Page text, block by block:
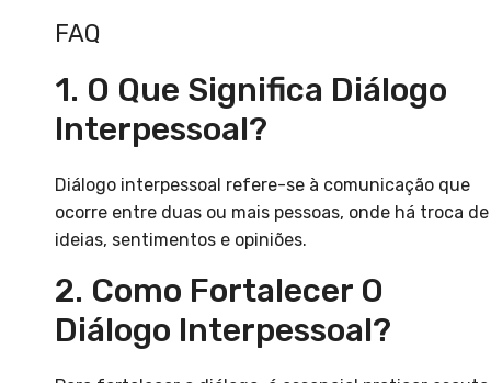
FAQ
1. O Que Significa Diálogo
Interpessoal?
Diálogo interpessoal refere-se à comunicação que
ocorre entre duas ou mais pessoas, onde há troca de
ideias, sentimentos e opiniões.
2. Como Fortalecer O
Diálogo Interpessoal?